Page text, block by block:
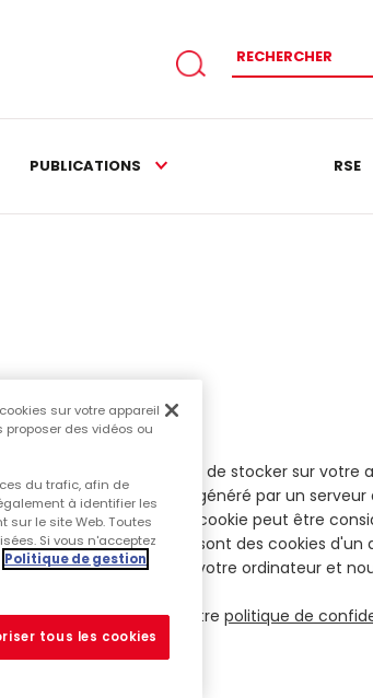
PUBLICATIONS RSE
à votre navigateur de stocker sur votre
Un cookie est généré par un serveur
visite le site. Un cookie peut être
des cookies tiers, qui sont des cookies d'un
ne peuvent pas nuire à votre ordinateur et
à consulter notre politique de
sur votre appareil
des vidéos ou
du trafic, afin de
à identifier les
sur le site Web. Toutes
Si vous n'acceptez
Politique de gestion
tous les cookies